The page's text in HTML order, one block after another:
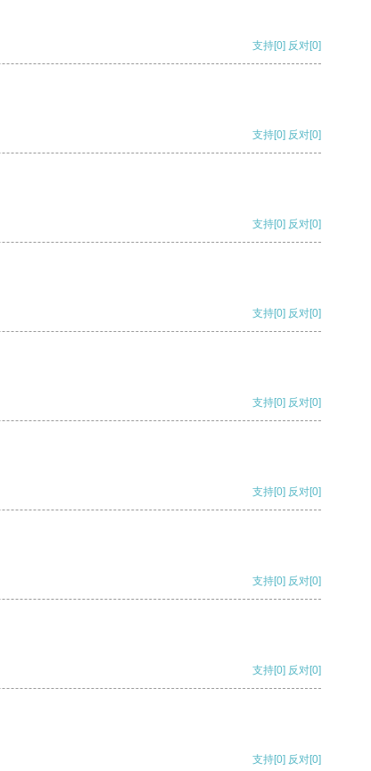
支持[0] 反对[0]
支持[0] 反对[0]
支持[0] 反对[0]
支持[0] 反对[0]
支持[0] 反对[0]
支持[0] 反对[0]
支持[0] 反对[0]
支持[0] 反对[0]
支持[0] 反对[0]